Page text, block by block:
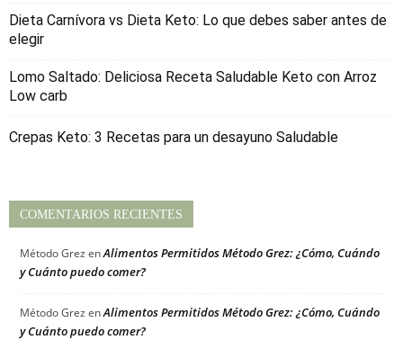
Dieta Carnívora vs Dieta Keto: Lo que debes saber antes de
elegir
Lomo Saltado: Deliciosa Receta Saludable Keto con Arroz
Low carb
Crepas Keto: 3 Recetas para un desayuno Saludable
COMENTARIOS RECIENTES
Método Grez enAlimentos Permitidos Método Grez: ¿Cómo, Cuándo
y Cuánto puedo comer?
Método Grez enAlimentos Permitidos Método Grez: ¿Cómo, Cuándo
y Cuánto puedo comer?